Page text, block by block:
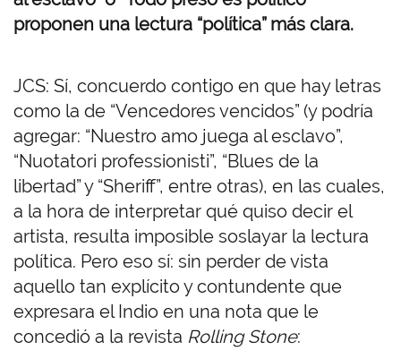
proponen una lectura “política” más clara.
JCS: Sí, concuerdo contigo en que hay letras
como la de “Vencedores vencidos” (y podría
agregar: “Nuestro amo juega al esclavo”,
“Nuotatori professionisti”, “Blues de la
libertad” y “Sheriff”, entre otras), en las cuales,
a la hora de interpretar qué quiso decir el
artista, resulta imposible soslayar la lectura
política. Pero eso sí: sin perder de vista
aquello tan explícito y contundente que
expresara el Indio en una nota que le
concedió a la revista Rolling Stone: